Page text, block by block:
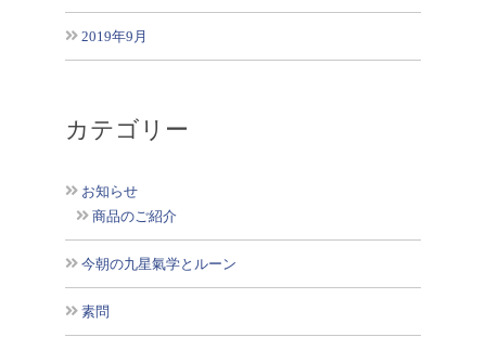
2019年9月
カテゴリー
お知らせ
商品のご紹介
今朝の九星氣学とルーン
素問